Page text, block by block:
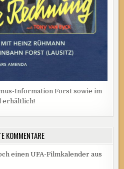
Information Forst sowie im
erhältlich!
KOMMENTARE
einen UFA-Filmkalender aus